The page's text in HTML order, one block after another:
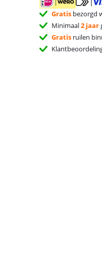
Gratis bezorgd
Minimaal2 jaar
Gratis ruilen